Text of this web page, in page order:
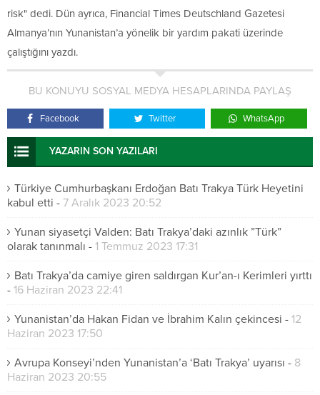
risk" dedi. Dün ayrıca, Financial Times Deutschland Gazetesi
Almanya’nın Yunanistan’a yönelik bir yardım pakati üzerinde
çalıştığını yazdı.
BU KONUYU SOSYAL MEDYA HESAPLARINDA PAYLAŞ
Facebook Twitter WhatsApp
YAZARIN SON YAZILARI
Türkiye Cumhurbaşkanı Erdoğan Batı Trakya Türk Heyetini
kabul etti - 7 Aralık 2023 20:52
Yunan siyasetçi Valden: Batı Trakya’daki azınlık ”Türk”
olarak tanınmalı - 1 Temmuz 2023 17:31
Batı Trakya’da camiye giren saldırgan Kur’an-ı Kerimleri yırttı
- 16 Haziran 2023 22:41
Yunanistan’da Hakan Fidan ve İbrahim Kalın çekincesi - 12
Haziran 2023 17:50
Avrupa Konseyi’nden Yunanistan’a ‘Batı Trakya’ uyarısı - 8
Haziran 2023 20:55